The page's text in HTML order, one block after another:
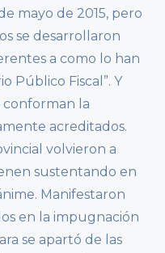
mayo de 2015, pero
se desarrollaron
a como lo han
Público Fiscal”. Y
la
acreditados.
volvieron a
sustentando en
Manifestaron
en la impugnación
se apartó de las